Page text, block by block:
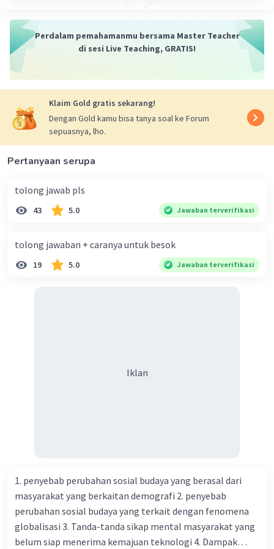
Perdalam pemahamanmu bersama Master Teacher
di sesi Live Teaching, GRATIS!
Klaim Gold gratis sekarang!
Dengan Gold kamu bisa tanya soal ke Forum
sepuasnya, lho.
Pertanyaan serupa
tolong jawab pls
43 5.0 Jawaban terverifikasi
tolong jawaban + caranya untuk besok
19 5.0 Jawaban terverifikasi
Iklan
1. penyebab perubahan sosial budaya yang berasal dari
masyarakat yang berkaitan demografi 2. penyebab
perubahan sosial budaya yang terkait dengan fenomena
globalisasi 3. Tanda-tanda sikap mental masyarakat yang
belum siap menerima kemajuan teknologi 4. Dampak